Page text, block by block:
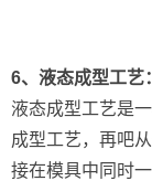
6、液态成型工艺：
液态成型工艺是
成型工艺，再吧
接在模具中同时